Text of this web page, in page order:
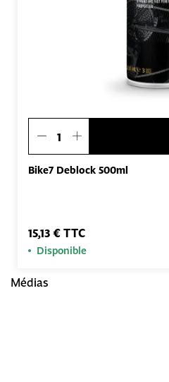
Bike7 Deblock 500ml
15,13 € TTC
Disponible
Médias